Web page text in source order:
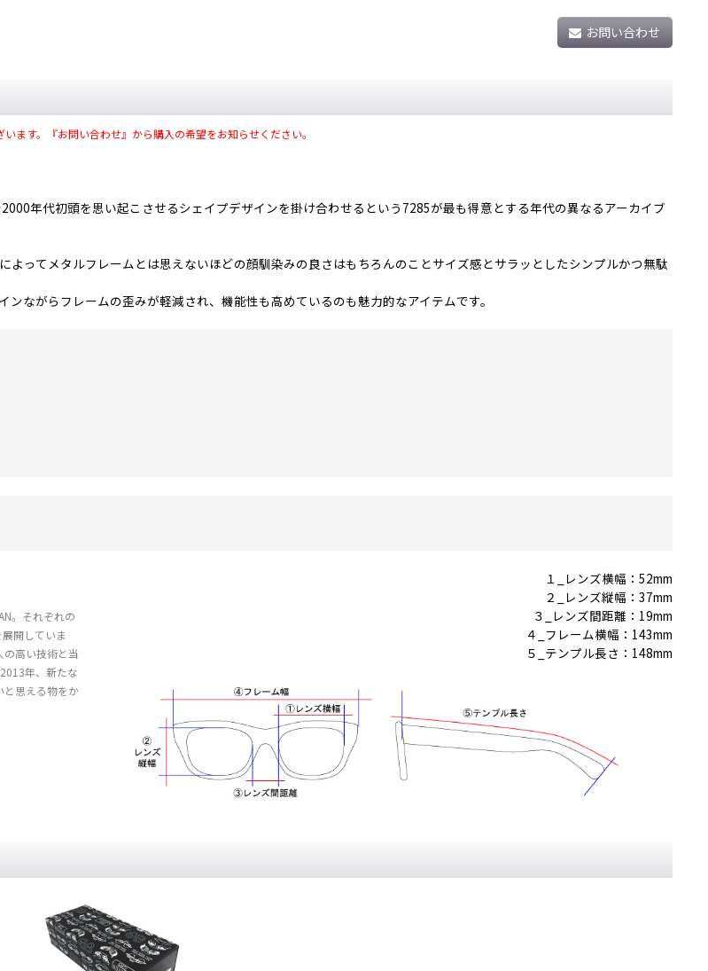
お問い合わせ
す。『お問い合わせ』から購入の希望をお知らせください。
年代初頭を思い起こさせるシェイプデザインを掛け合わせるという7285が最も得意とする年代の異なるアーカイブ
ってメタルフレームとは思えないほどの顔馴染みの良さはもちろんのことサイズ感とサラッとしたシンプルかつ無駄
ながらフレームの歪みが軽減され、機能性も高めているのも魅力的なアイテムです。
１_レンズ横幅：52mm
２_レンズ縦幅：37mm
３_レンズ間距離：19mm
４_フレーム横幅：143mm
５_テンプル長さ：148mm
。それぞれの
開していま
高い技術と当
年、新たな
と思える物をか